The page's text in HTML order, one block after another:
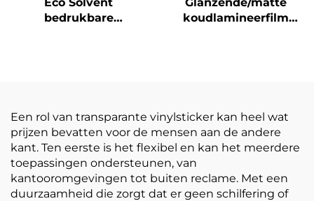
bedrukbare
koudlamineerfilm
Een rol van transparante vinylsticker kan heel wat
prijzen bevatten voor de mensen aan de andere
kant. Ten eerste is het flexibel en kan het meerdere
toepassingen ondersteunen, van
kantooromgevingen tot buiten reclame. Met een
duurzaamheid die zorgt dat er geen schilfering of